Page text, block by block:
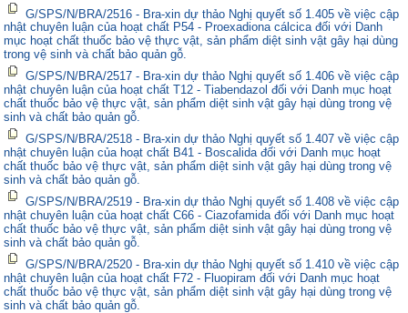
G/SPS/N/BRA/2516 - Bra-xin dự thảo Nghị quyết số 1.405 về việc cập
nhật chuyên luận của hoạt chất P54 - Proexadiona cálcica đối với Danh
mục hoạt chất thuốc bảo vệ thực vật, sản phẩm diệt sinh vật gây hại dùng
trong vệ sinh và chất bảo quản gỗ.
G/SPS/N/BRA/2517 - Bra-xin dự thảo Nghị quyết số 1.406 về việc cập
nhật chuyên luận của hoạt chất T12 - Tiabendazol đối với Danh mục hoạt
chất thuốc bảo vệ thực vật, sản phẩm diệt sinh vật gây hại dùng trong vệ
sinh và chất bảo quản gỗ.
G/SPS/N/BRA/2518 - Bra-xin dự thảo Nghị quyết số 1.407 về việc cập
nhật chuyên luận của hoạt chất B41 - Boscalida đối với Danh mục hoạt
chất thuốc bảo vệ thực vật, sản phẩm diệt sinh vật gây hại dùng trong vệ
sinh và chất bảo quản gỗ.
G/SPS/N/BRA/2519 - Bra-xin dự thảo Nghị quyết số 1.408 về việc cập
nhật chuyên luận của hoạt chất C66 - Ciazofamida đối với Danh mục hoạt
chất thuốc bảo vệ thực vật, sản phẩm diệt sinh vật gây hại dùng trong vệ
sinh và chất bảo quản gỗ.
G/SPS/N/BRA/2520 - Bra-xin dự thảo Nghị quyết số 1.410 về việc cập
nhật chuyên luận của hoạt chất F72 - Fluopiram đối với Danh mục hoạt
chất thuốc bảo vệ thực vật, sản phẩm diệt sinh vật gây hại dùng trong vệ
sinh và chất bảo quản gỗ.